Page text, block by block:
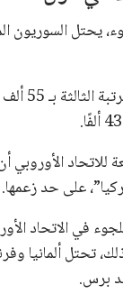
طلب لجوء، يحتل
للاتحاد
على حد زعمها.
في الاتحاد
تحتل ألمانيا
برس.